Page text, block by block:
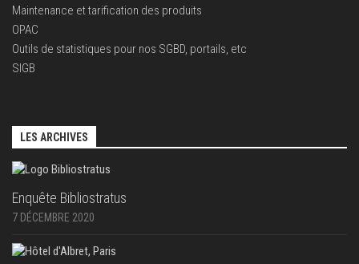
Maintenance et tarification des produits
OPAC
Outils de statistiques pour nos SGBD, portails, etc
SIGB
LES ARCHIVES
Enquête Bibliostratus
7 DÉCEMBRE 2020